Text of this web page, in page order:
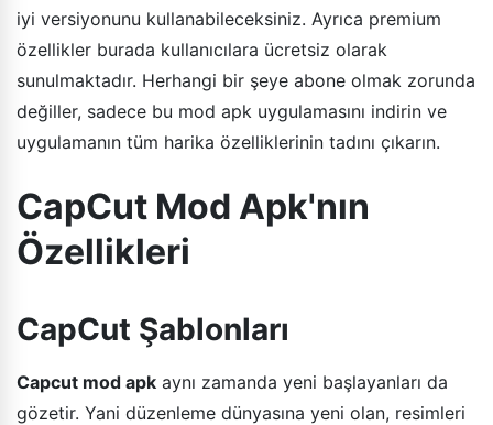
iyi versiyonunu kullanabileceksiniz. Ayrıca premium
özellikler burada kullanıcılara ücretsiz olarak
sunulmaktadır. Herhangi bir şeye abone olmak zorunda
değiller, sadece bu mod apk uygulamasını indirin ve
uygulamanın tüm harika özelliklerinin tadını çıkarın.
CapCut Mod Apk'nın
Özellikleri
CapCut Şablonları
Capcut mod apk aynı zamanda yeni başlayanları da
gözetir. Yani düzenleme dünyasına yeni olan, resimleri